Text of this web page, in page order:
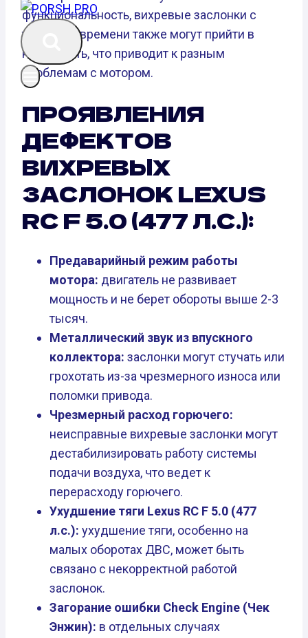
функциональность, вихревые заслонки с
течением времени также могут прийти в
негодность, что приводит к разным
проблемам с мотором.
ПРОЯВЛЕНИЯ
ДЕФЕКТОВ
ВИХРЕВЫХ
ЗАСЛОНОК LEXUS
RC F 5.0 (477 Л.С.):
Предаварийный режим работы
мотора: двигатель не развивает
мощность и не берет обороты выше 2-3
тысяч.
Металлический звук из впускного
коллектора: заслонки могут стучать или
грохотать из-за чрезмерного износа или
поломки привода.
Чрезмерный расход горючего:
неисправные вихревые заслонки могут
дестабилизировать работу системы
подачи воздуха, что ведет к
перерасходу горючего.
Ухудшение тяги Lexus RC F 5.0 (477
л.с.): ухудшение тяги, особенно на
малых оборотах ДВС, может быть
связано с некорректной работой
заслонок.
Загорание ошибки Check Engine (Чек
Энжин): в отдельных случаях